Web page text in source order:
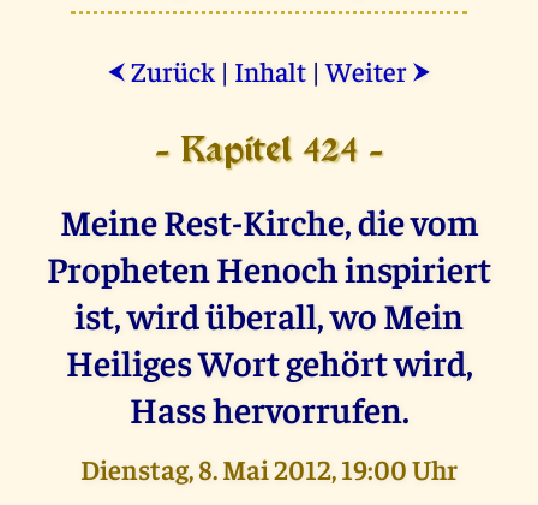
⮜ Zurück | Inhalt |Weiter ⮞
- Kapitel 424 -
Meine Rest-Kirche, die vom
Propheten Henoch inspiriert
ist, wird überall, wo Mein
Heiliges Wort gehört wird,
Hass hervorrufen.
Dienstag, 8. Mai 2012, 19:00 Uhr